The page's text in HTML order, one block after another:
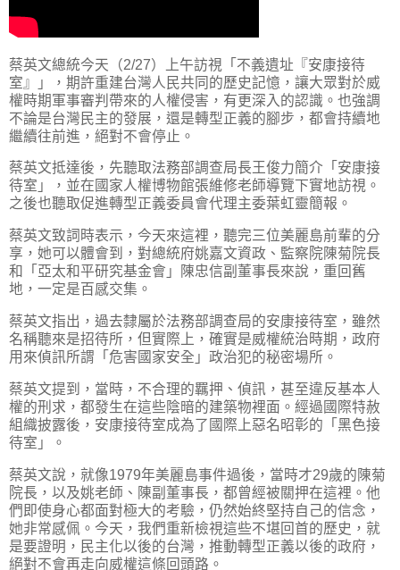
蔡英文總統今天（2/27）上午訪視「不義遺址『安康接待
室』」，期許重建台灣人民共同的歷史記憶，讓大眾對於威
權時期軍事審判帶來的人權侵害，有更深入的認識。也強調
不論是台灣民主的發展，還是轉型正義的腳步，都會持續地
繼續往前進，絕對不會停止。
蔡英文抵達後，先聽取法務部調查局長王俊力簡介「安康接
待室」，並在國家人權博物館張維修老師導覽下實地訪視。
之後也聽取促進轉型正義委員會代理主委葉虹靈簡報。
蔡英文致詞時表示，今天來這裡，聽完三位美麗島前輩的分
享，她可以體會到，對總統府姚嘉文資政、監察院陳菊院長
和「亞太和平研究基金會」陳忠信副董事長來說，重回舊
地，一定是百感交集。
蔡英文指出，過去隸屬於法務部調查局的安康接待室，雖然
名稱聽來是招待所，但實際上，確實是威權統治時期，政府
用來偵訊所謂「危害國家安全」政治犯的秘密場所。
蔡英文提到，當時，不合理的羈押、偵訊，甚至違反基本人
權的刑求，都發生在這些陰暗的建築物裡面。經過國際特赦
組織披露後，安康接待室成為了國際上惡名昭彰的「黑色接
待室」。
蔡英文說，就像1979年美麗島事件過後，當時才29歲的陳菊
院長，以及姚老師、陳副董事長，都曾經被關押在這裡。他
們即使身心都面對極大的考驗，仍然始終堅持自己的信念，
她非常感佩。今天，我們重新檢視這些不堪回首的歷史，就
是要證明，民主化以後的台灣，推動轉型正義以後的政府，
絕對不會再走向威權這條回頭路。